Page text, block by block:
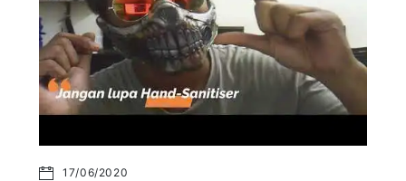
17/06/2020